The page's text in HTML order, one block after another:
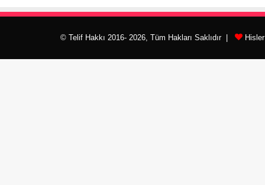
© Telif Hakkı 2016- 2026, Tüm Hakları Saklıdır |